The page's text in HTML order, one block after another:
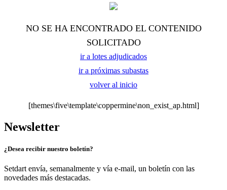
NO SE HA ENCONTRADO EL CONTENIDO
SOLICITADO
ir a lotes adjudicados
ir a próximas subastas
volver al inicio
[themes\five\template\coppermine\non_exist_ap.html]
Newsletter
¿Desea recibir nuestro boletín?
Setdart envía, semanalmente y vía e-mail, un boletín con las
novedades más destacadas.